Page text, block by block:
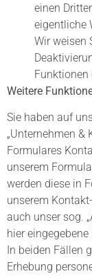
einen
eigentliche
Wir weisen
Funktionen
Weitere
Sie haben auf
„Unternehmen &
Formulares
unserem
werden diese in
unserem
auch unser sog.
hier
In beiden Fällen
Erhebung